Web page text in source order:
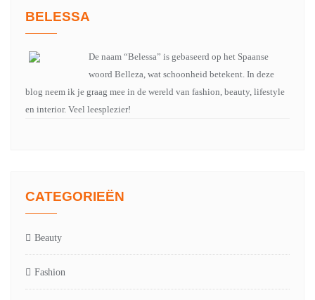
BELESSA
De naam “Belessa” is gebaseerd op het Spaanse
woord Belleza, wat schoonheid betekent. In deze
blog neem ik je graag mee in de wereld van fashion, beauty, lifestyle
en interior. Veel leesplezier!
CATEGORIEËN
Beauty
Fashion